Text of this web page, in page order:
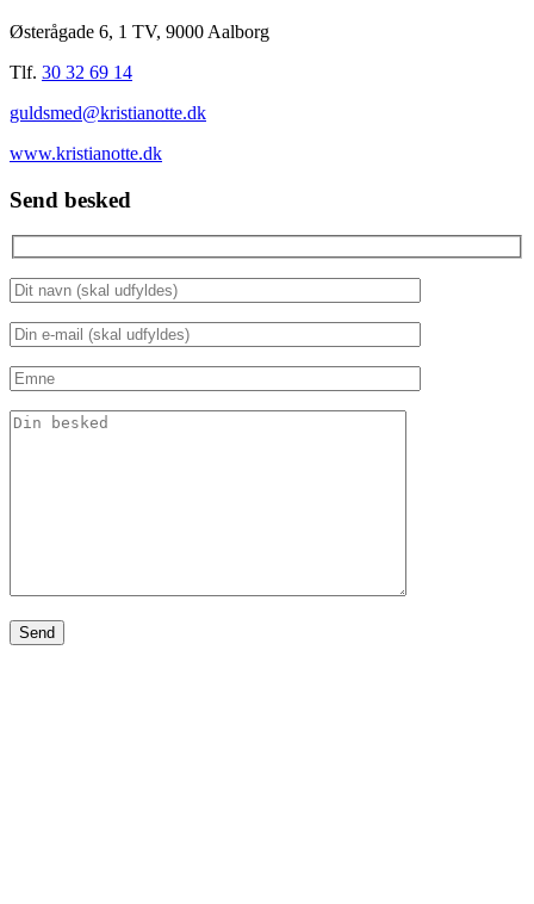
Østerågade 6, 1 TV, 9000 Aalborg
Tlf. 30 32 69 14
guldsmed@kristianotte.dk
www.kristianotte.dk
Send besked